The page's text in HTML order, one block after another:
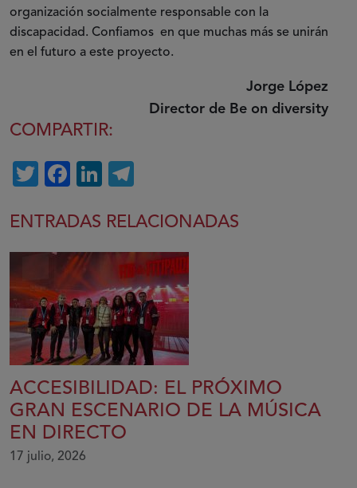
organización socialmente responsable con la
discapacidad. Confiamos en que muchas más se unirán
en el futuro a este proyecto.
Jorge López
Director de Be on diversity
COMPARTIR:
TwitterFacebook
LinkedIn
ENTRADAS RELACIONADAS
ACCESIBILIDAD: EL PRÓXIMO
GRAN ESCENARIO DE LA MÚSICA
EN DIRECTO
17 julio, 2026